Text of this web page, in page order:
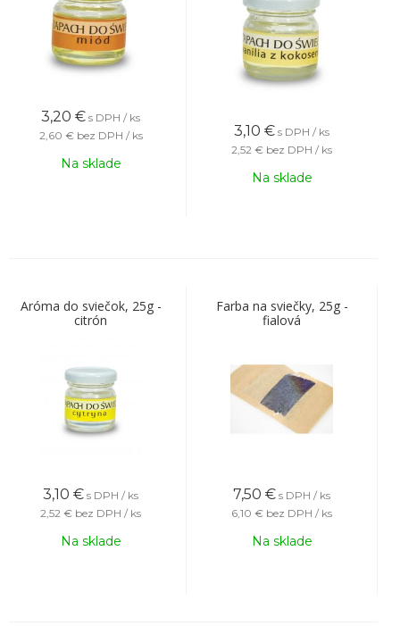
3,20 € s DPH / ks
2,60 € bez DPH / ks
Na sklade
3,10 € s DPH / ks
2,52 € bez DPH / ks
Na sklade
Aróma do sviečok, 25g -
citrón
3,10 € s DPH / ks
2,52 € bez DPH / ks
Na sklade
Farba na sviečky, 25g -
fialová
7,50 € s DPH / ks
6,10 € bez DPH / ks
Na sklade